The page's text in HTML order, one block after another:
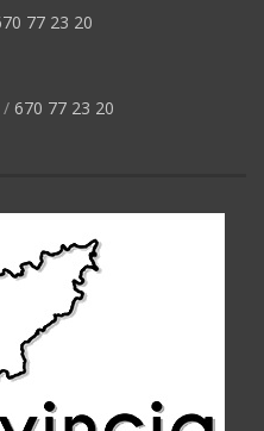
77 23 20
/ 670 77 23 20